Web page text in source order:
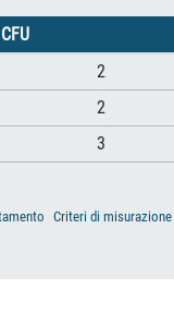
CFU
2
2
3
Criteri di misurazione